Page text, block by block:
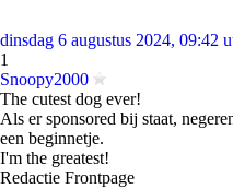
dinsdag 6 augustus 2024, 09:42
1
Snoopy2000
The cutest dog ever!
Als er sponsored bij staat,
een beginnetje.
I'm the greatest!
Redactie Frontpage